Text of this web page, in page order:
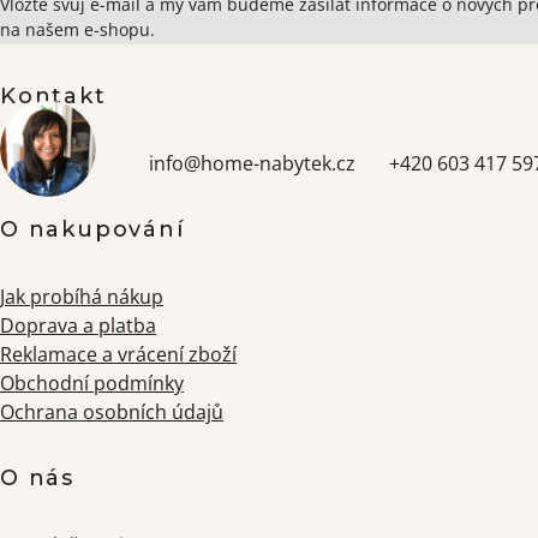
Zápatí
Vložte svůj e-mail a my vám budeme zasílat informace o nových
na našem e-shopu.
Kontakt
info@home-nabytek.cz +420 603 417
O nakupování
Jak probíhá nákup
Doprava a platba
Reklamace a vrácení zboží
Obchodní podmínky
Ochrana osobních údajů
O nás